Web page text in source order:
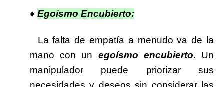
♦ Egoísmo Encubierto:
La falta de empatía a menudo va de la
mano con un egoísmo encubierto. Un
manipulador puede priorizar sus